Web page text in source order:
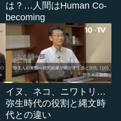
は？…人間はHuman Co-
becoming
イヌ、ネコ、ニワトリ…
弥生時代の役割と縄文時
代との違い